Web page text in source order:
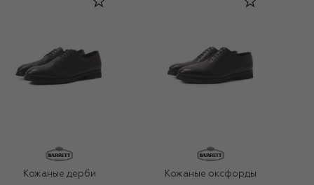
Кожаные дерби
Кожаные оксфорды